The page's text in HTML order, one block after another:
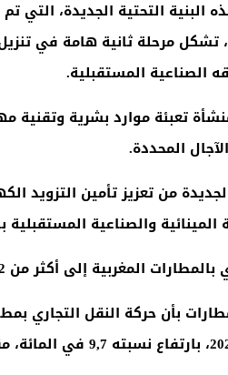
كيلوفولط في ماي 2025، تشكل مرحلة ثانية
الصناعية المستقبلية.
تعبئة موارد بشرية وتقنية
المحددة.
من تعزيز تأمين التزويد
والصناعية المستقبلية
المغربية إلى أكثر من 12 مليون مسافر